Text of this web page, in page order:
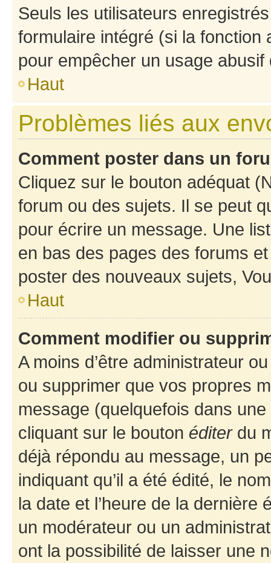
Seuls les utilisateurs
formulaire intégré (si la fonction
pour empêcher un usage
Haut
Problèmes liés aux
Comment poster dans un
Cliquez sur le bouton adéquat
forum ou des sujets. Il se peut
pour écrire un message. Une
en bas des pages des forums
poster des nouveaux sujets,
Haut
Comment modifier ou
A moins d’être administrateur
ou supprimer que vos propres
message (quelquefois dans
cliquant sur le bouton éditerdu
déjà répondu au message, un
indiquant qu’il a été édité, le
la date et l’heure de la dernière
un modérateur ou un
ont la possibilité de laisser une